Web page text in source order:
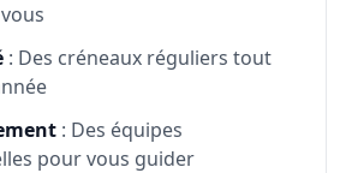
: Des créneaux réguliers tout
: Des équipes
pour vous guider